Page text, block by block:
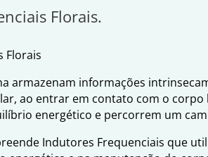
Florais.
Florais
armazenam informações
ao entrar em contato com o
energético e percorrem um
Indutores Frequenciais que